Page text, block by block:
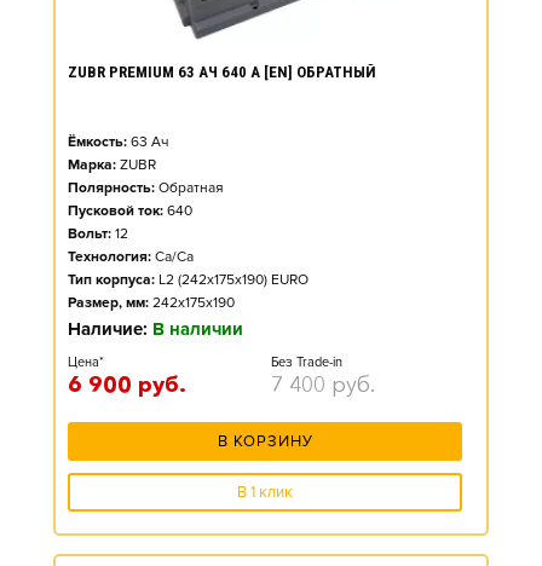
ZUBR PREMIUM 63 АЧ 640 А [EN] ОБРАТНЫЙ
Ёмкость: 63 Ач
Марка: ZUBR
Полярность: Обратная
Пусковой ток: 640
Вольт: 12
Технология: Ca/Ca
Тип корпуса: L2 (242x175x190) EURO
Размер, мм: 242x175x190
Наличие: В наличии
Цена*
6 900 руб.
Без Trade-in
7 400 руб.
В КОРЗИНУ
В 1 клик